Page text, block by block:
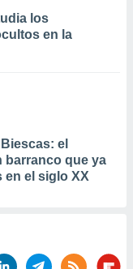
los
en la
el
barranco que ya
el siglo XX